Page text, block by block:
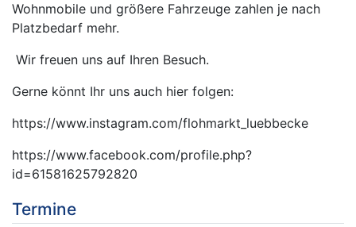
Wohnmobile und größere Fahrzeuge zahlen je nach
Platzbedarf mehr.
Wir freuen uns auf Ihren Besuch.
Gerne könnt Ihr uns auch hier folgen:
https://www.instagram.com/flohmarkt_luebbecke
https://www.facebook.com/profile.php?
id=61581625792820
Termine